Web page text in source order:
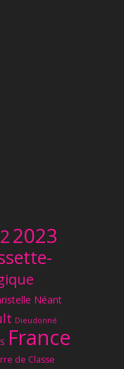
2023
Néant
Dieudonné
France
de Classe